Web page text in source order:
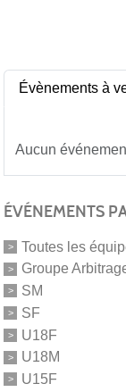
Évènements à
Aucun
ÉVÉNEMENTS
Toutes les
Groupe
SM
SF
U18F
U18M
U15F